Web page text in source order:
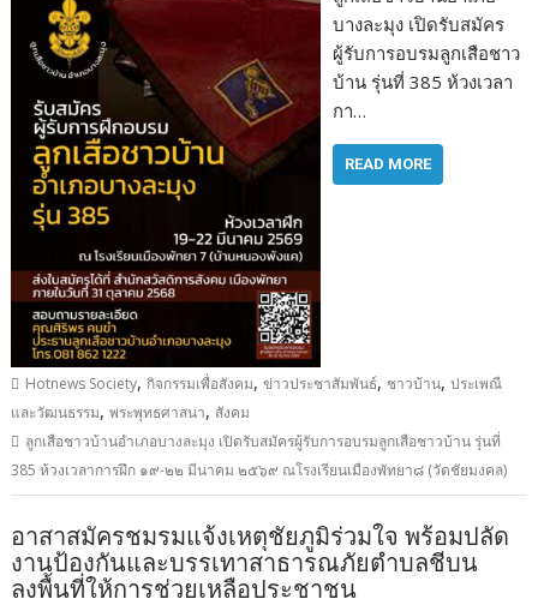
บางละมุง เปิดรับสมัคร
ผู้รับการอบรมลูกเสือชาว
บ้าน รุ่นที่ 385 ห้วงเวลา
กา…
READ MORE
Hotnews Society,กิจกรรมเพื่อสังคม,ข่าวประชาสัมพันธ์, ชาวบ้าน,ประเพณี
และวัฒนธรรม,พระพุทธศาสนา, สังคม
ลูกเสือชาวบ้านอำเภอบางละมุง เปิดรับสมัครผู้รับการอบรมลูกเสือชาวบ้าน รุ่นที่
385 ห้วงเวลาการฝึก ๑๙-๒๒ มีนาคม ๒๕๖๙ ณโรงเรียนเมืองพัทยา๘ (วัดชัยมงคล)
อาสาสมัครชมรมแจ้งเหตุชัยภูมิร่วมใจ พร้อมปลัด
งานป้องกันและบรรเทาสาธารณภัยตำบลชีบน
ลงพื้นที่ให้การช่วยเหลือประชาชน